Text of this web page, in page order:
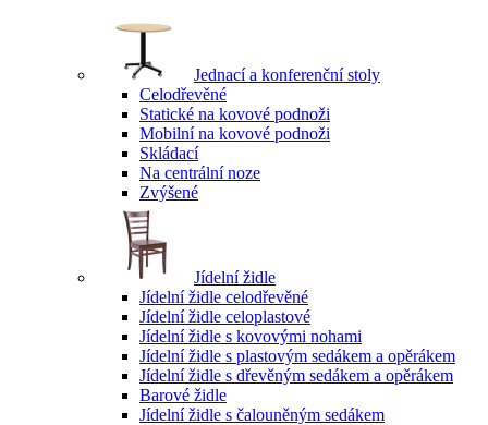
Jednací a konferenční stoly
Celodřevěné
Statické na kovové podnoži
Mobilní na kovové podnoži
Skládací
Na centrální noze
Zvýšené
Jídelní židle
Jídelní židle celodřevěné
Jídelní židle celoplastové
Jídelní židle s kovovými nohami
Jídelní židle s plastovým sedákem a opěrákem
Jídelní židle s dřevěným sedákem a opěrákem
Barové židle
Jídelní židle s čalouněným sedákem